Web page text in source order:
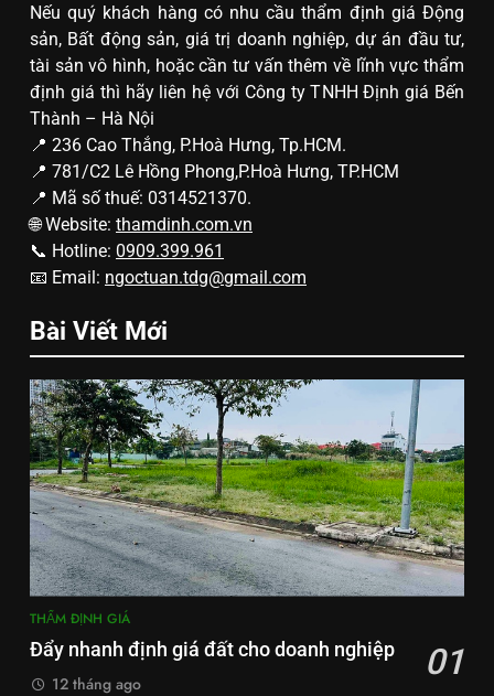
Nếu quý khách hàng có nhu cầu thẩm định giá Động
sản, Bất động sản, giá trị doanh nghiệp, dự án đầu tư,
tài sản vô hình, hoặc cần tư vấn thêm về lĩnh vực thẩm
định giá thì hãy liên hệ với Công ty TNHH Định giá Bến
Thành – Hà Nội
📍 236 Cao Thắng, P.Hoà Hưng, Tp.HCM.
📍 781/C2 Lê Hồng Phong,P.Hoà Hưng, TP.HCM
📍 Mã số thuế: 0314521370.
🌐 Website: thamdinh.com.vn
📞 Hotline: 0909.399.961
📧 Email: ngoctuan.tdg@gmail.com
Bài Viết Mới
THẨM ĐỊNH GIÁ
Đẩy nhanh định giá đất cho doanh nghiệp 01
12 tháng ago